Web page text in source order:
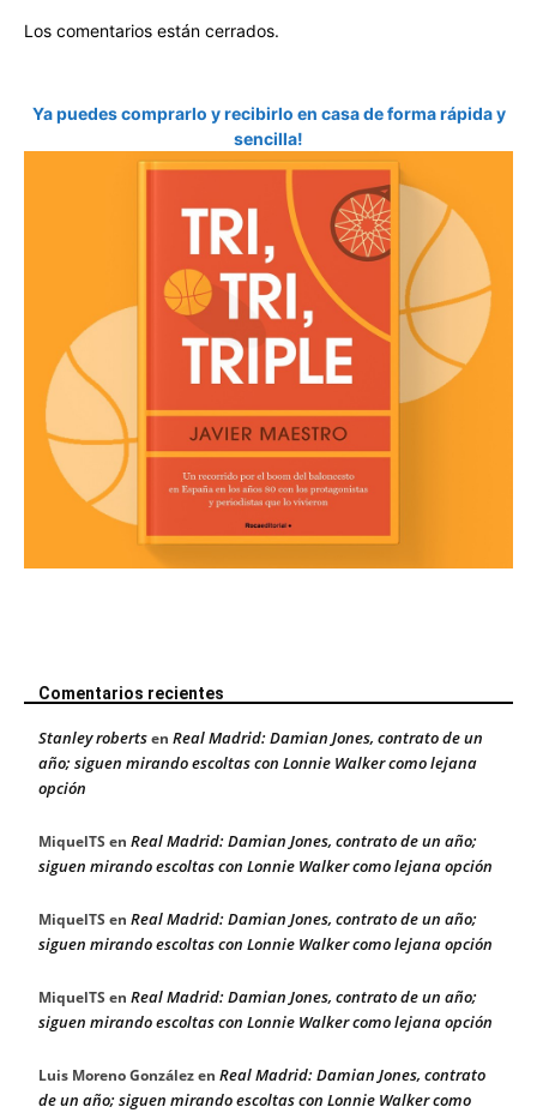
Los comentarios están cerrados.
Ya puedes comprarlo y recibirlo en casa de forma rápida y
sencilla!
Comentarios recientes
Stanley robertsen Real Madrid: Damian Jones, contrato de un
año; siguen mirando escoltas con Lonnie Walker como lejana
opción
MiquelTS en Real Madrid: Damian Jones, contrato de un año;
siguen mirando escoltas con Lonnie Walker como lejana opción
MiquelTS en Real Madrid: Damian Jones, contrato de un año;
siguen mirando escoltas con Lonnie Walker como lejana opción
MiquelTS en Real Madrid: Damian Jones, contrato de un año;
siguen mirando escoltas con Lonnie Walker como lejana opción
Luis Moreno Gonzálezen Real Madrid: Damian Jones, contrato
de un año; siguen mirando escoltas con Lonnie Walker como